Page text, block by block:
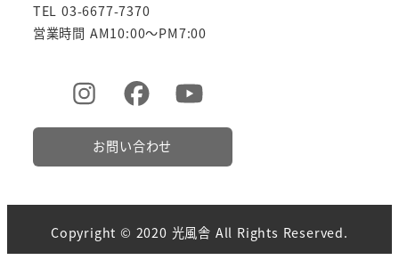
TEL 03-6677-7370
営業時間 AM10:00～PM7:00
お問い合わせ
Copyright © 2020 光風舎 All Rights Reserved.